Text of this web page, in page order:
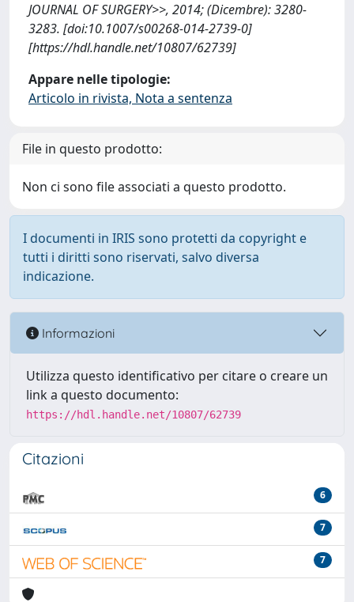
JOURNAL OF SURGERY>>, 2014; (Dicembre): 3280-
3283. [doi:10.1007/s00268-014-2739-0]
[https://hdl.handle.net/10807/62739]
Appare nelle tipologie:
Articolo in rivista, Nota a sentenza
File in questo prodotto:
Non ci sono file associati a questo prodotto.
I documenti in IRIS sono protetti da copyright e
tutti i diritti sono riservati, salvo diversa
indicazione.
Informazioni
Utilizza questo identificativo per citare o creare un
link a questo documento:
https://hdl.handle.net/10807/62739
Citazioni
6
7
7